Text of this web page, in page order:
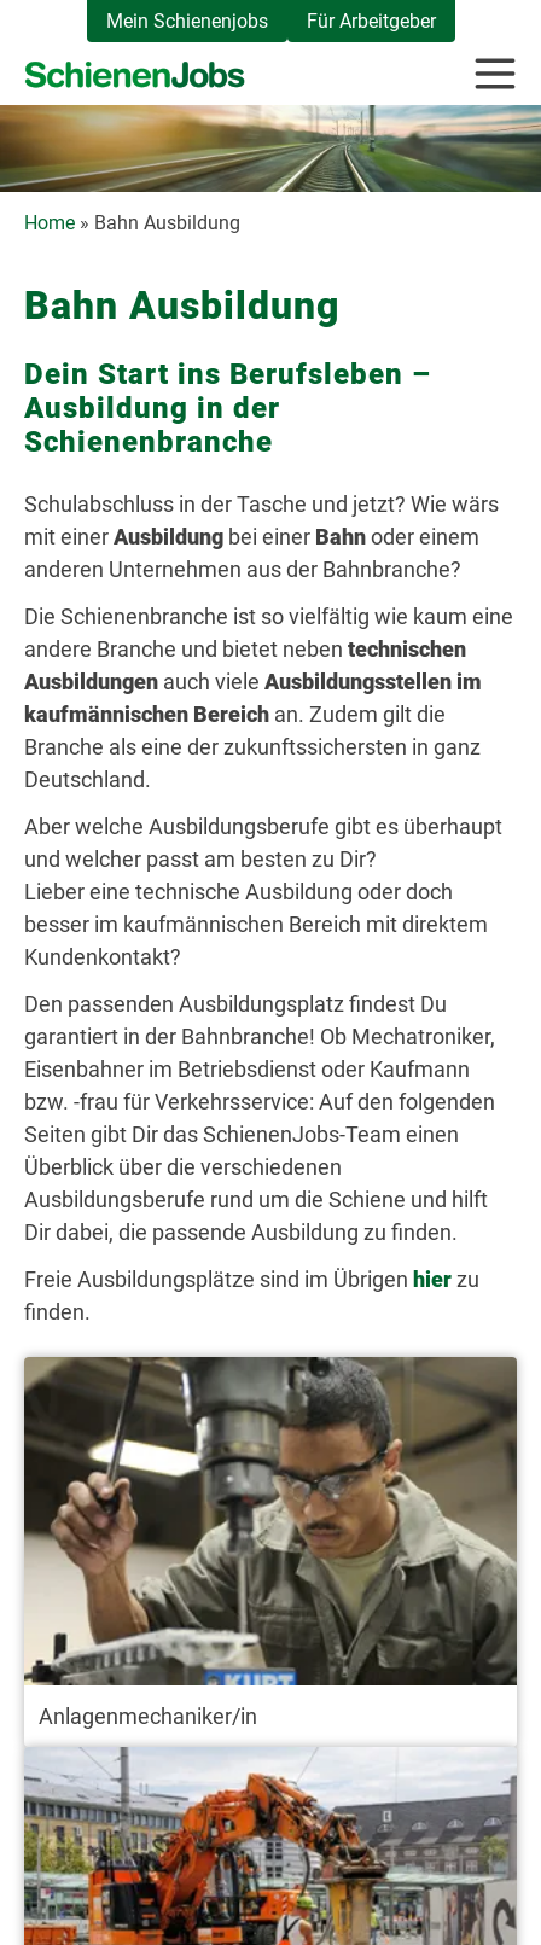
springen
Mein Schienenjobs Für Arbeitgeber
Home » Bahn Ausbildung
Bahn Ausbildung
Dein Start ins Berufsleben –
Ausbildung in der
Schienenbranche
Schulabschluss in der Tasche und jetzt? Wie wärs
mit einerAusbildung bei einer Bahnoder einem
anderen Unternehmen aus der Bahnbranche?
Die Schienenbranche ist so vielfältig wie kaum eine
andere Branche und bietet neben technischen
Ausbildungen auch viele Ausbildungsstellen im
kaufmännischen Bereich an. Zudem gilt die
Branche als eine der zukunftssichersten in ganz
Deutschland.
Aber welche Ausbildungsberufe gibt es überhaupt
und welcher passt am besten zu Dir?
Lieber eine technische Ausbildung oder doch
besser im kaufmännischen Bereich mit direktem
Kundenkontakt?
Den passenden Ausbildungsplatz findest Du
garantiert in der Bahnbranche! Ob Mechatroniker,
Eisenbahner im Betriebsdienst oder Kaufmann
bzw. -frau für Verkehrsservice: Auf den folgenden
Seiten gibt Dir das SchienenJobs-Team einen
Überblick über die verschiedenen
Ausbildungsberufe rund um die Schiene und hilft
Dir dabei, die passende Ausbildung zu finden.
Freie Ausbildungsplätze sind im Übrigen hierzu
finden.
Anlagenmechaniker/in